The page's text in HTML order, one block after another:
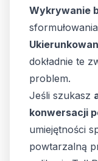
Wykrywanie
dokładnie te
problem.
Jeśli szukasz
konwersacji
umiejętności
powtarzalną